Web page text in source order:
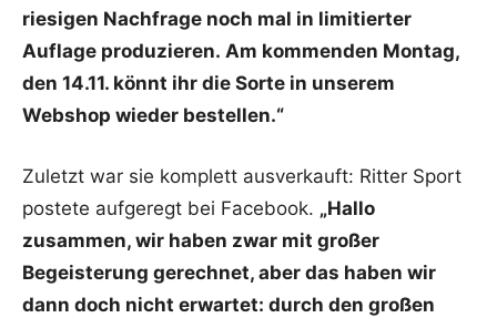
riesigen Nachfrage noch mal in limitierter
Auflage produzieren. Am kommenden Montag,
den 14.11. könnt ihr die Sorte in unserem
Webshop wieder bestellen.“
Zuletzt war sie komplett ausverkauft: Ritter Sport
postete aufgeregt bei Facebook. „Hallo
zusammen, wir haben zwar mit großer
Begeisterung gerechnet, aber das haben wir
dann doch nicht erwartet: durch den großen